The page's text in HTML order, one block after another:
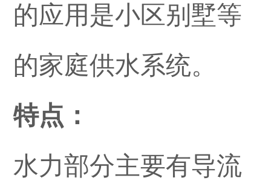
的应用是小区别墅等
的家庭供水系统。
特点：
水力部分主要有导流